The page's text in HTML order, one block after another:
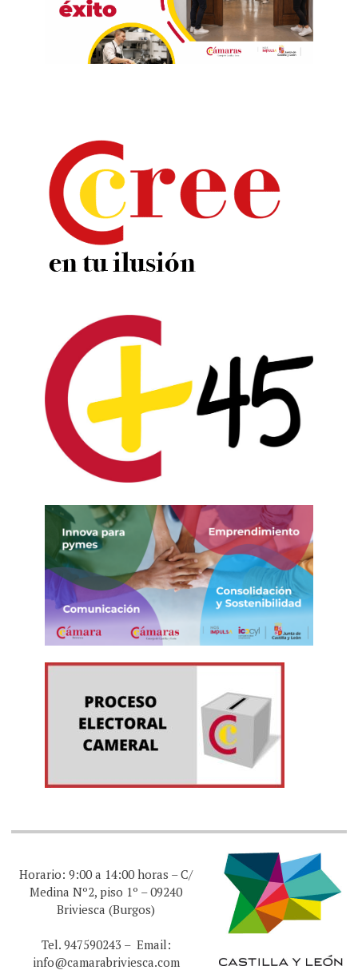
Horario: 9:00 a 14:00 horas – C/
Medina Nº2, piso 1º – 09240
Briviesca (Burgos)
Tel. 947590243 – Email:
info@camarabriviesca.com